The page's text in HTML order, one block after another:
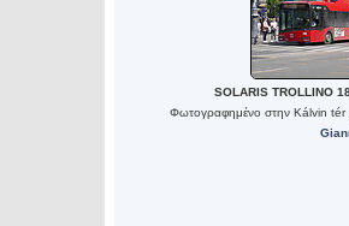
SOLARIS TROLLINO
Φωτογραφημένο στην Kálvin